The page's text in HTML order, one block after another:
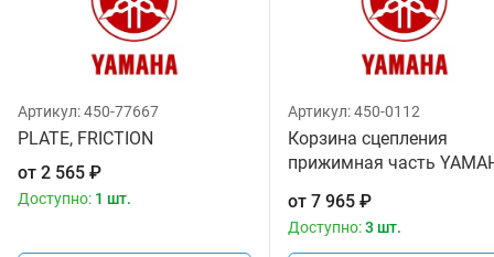
Артикул:450-77667
PLATE, FRICTION
от 2 565 ₽
Доступно: 1 шт.
Артикул:450-0112
Корзина сцепления
прижимная часть
YAMAHA 1SM-16351-00-
5HD-16351-0
от 7 965₽
Доступно:3 шт.